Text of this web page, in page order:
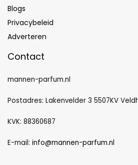
Blogs
Privacybeleid
Adverteren
Contact
mannen-parfum.nl
Postadres: Lakenvelder 3 5507KV
KVK: 88360687
E-mail: info@mannen-parfum.nl